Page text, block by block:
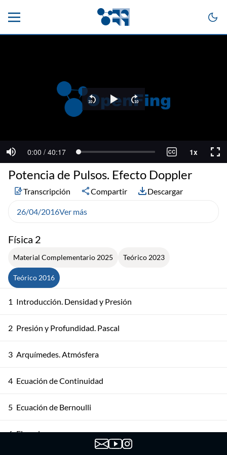
Física 2
Material Complementario 2025 Teórico 2023
Teórico 2016
1 Introducción. Densidad y Presión
2 Presión y Profundidad. Pascal
3 Arquímedes. Atmósfera
4 Ecuación de Continuidad
5 Ecuación de Bernoulli
6 Ejemplos
Potencia de Pulsos. Efecto Doppler
Transcripción Compartir Descargar
26/04/2016Ver más